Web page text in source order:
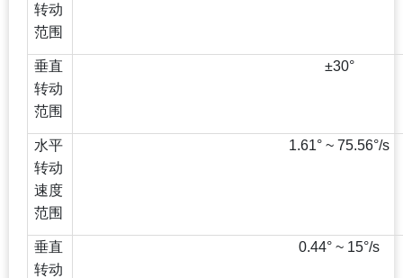
转动
范围
垂直
转动
范围
±30°
水平
转动
速度
范围
1.61° ~ 75.56°/s
垂直
转动
0.44° ~ 15°/s